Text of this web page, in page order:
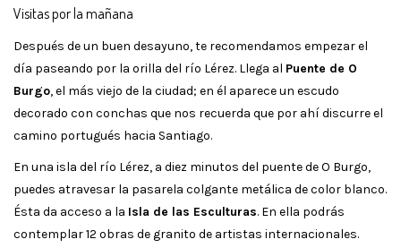
Visitas por la mañana
Después de un buen desayuno, te recomendamos empezar el
día paseando por la orilla del río Lérez. Llega al Puente de O
Burgo, el más viejo de la ciudad; en él aparece un escudo
decorado con conchas que nos recuerda que por ahí discurre el
camino portugués hacia Santiago.
En una isla del río Lérez, a diez minutos del puente de O Burgo,
puedes atravesar la pasarela colgante metálica de color blanco.
Ésta da acceso a la Isla de las Esculturas. En ella podrás
contemplar 12 obras de granito de artistas internacionales.